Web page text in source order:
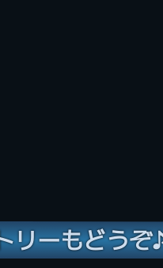
リーもどうぞ